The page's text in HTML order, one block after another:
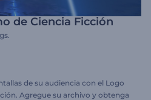
de Ciencia Ficción
de su audiencia con el Logo
Agregue su archivo y obtenga